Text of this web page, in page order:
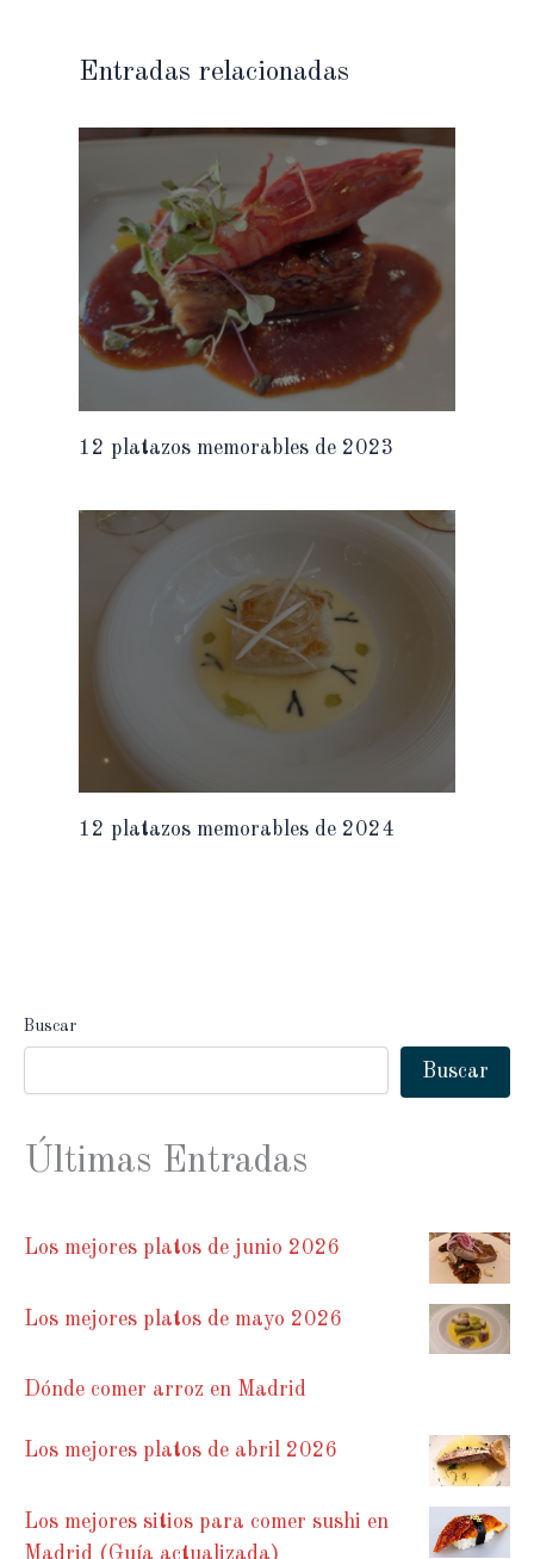
Entradas relacionadas
12 platazos memorables de 2023
12 platazos memorables de 2024
Buscar
Buscar
Últimas Entradas
Los mejores platos de junio 2026
Los mejores platos de mayo 2026
Dónde comer arroz en Madrid
Los mejores platos de abril 2026
Los mejores sitios para comer sushi en
Madrid (Guía actualizada)